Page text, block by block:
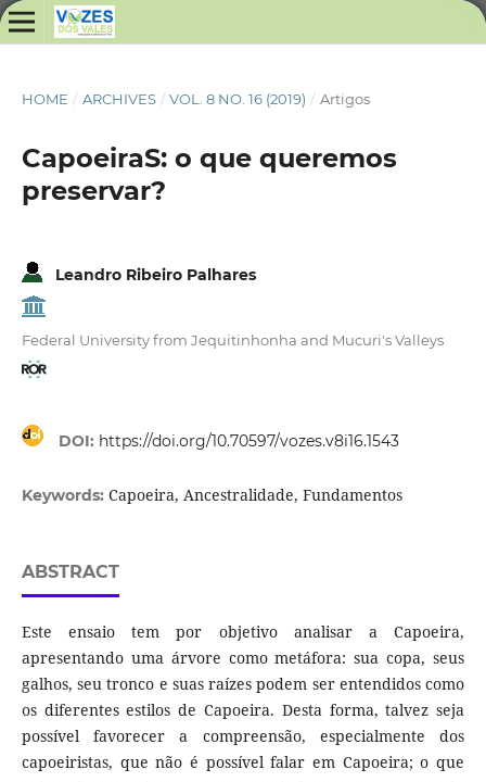
HOME / ARCHIVES / VOL. 8 NO. 16 (2019) / Artigos
CapoeiraS: o que queremos
preservar?
Leandro Ribeiro Palhares
Federal University from Jequitinhonha and Mucuri's Valleys
DOI: https://doi.org/10.70597/vozes.v8i16.1543
Keywords: Capoeira, Ancestralidade, Fundamentos
ABSTRACT
Este ensaio tem por objetivo analisar a Capoeira,
apresentando uma árvore como metáfora: sua copa, seus
galhos, seu tronco e suas raízes podem ser entendidos como
os diferentes estilos de Capoeira. Desta forma, talvez seja
possível favorecer a compreensão, especialmente dos
capoeiristas, que não é possível falar em Capoeira; o que